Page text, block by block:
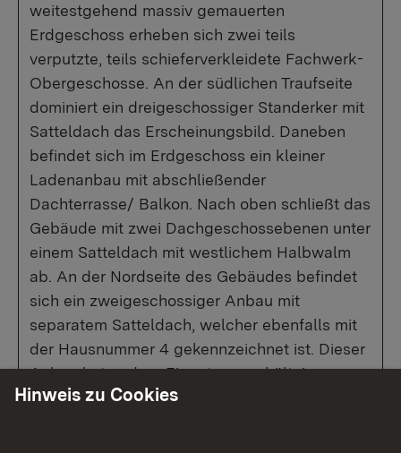
weitestgehend massiv gemauerten
Erdgeschoss erheben sich zwei teils
verputzte, teils schieferverkleidete Fachwerk-
Obergeschosse. An der südlichen Traufseite
dominiert ein dreigeschossiger Standerker mit
Satteldach das Erscheinungsbild. Daneben
befindet sich im Erdgeschoss ein kleiner
Ladenanbau mit abschließender
Dachterrasse/ Balkon. Nach oben schließt das
Gebäude mit zwei Dachgeschossebenen unter
einem Satteldach mit westlichem Halbwalm
ab. An der Nordseite des Gebäudes befindet
sich ein zweigeschossiger Anbau mit
separatem Satteldach, welcher ebenfalls mit
der Hausnummer 4 gekennzeichnet ist. Dieser
Anbau hat andere Eigentumsverhältnisse,
dient aber dem südlichen Haupthaus als
Hinweis zu Cookies